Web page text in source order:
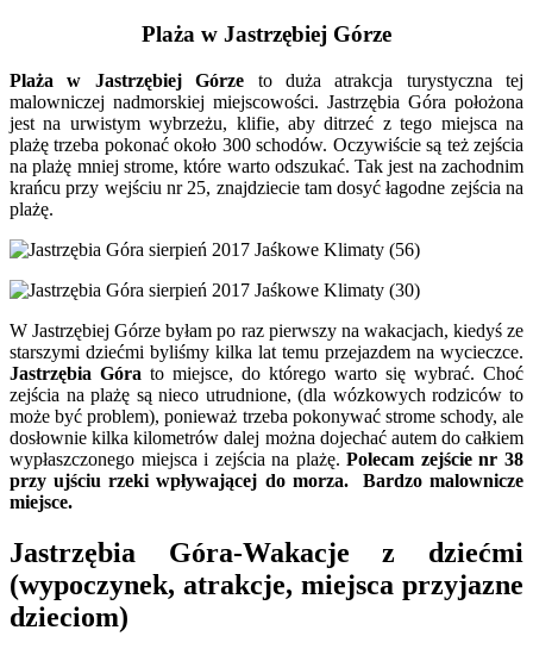
Plaża w Jastrzębiej Górze
Plaża w Jastrzębiej Górze to duża atrakcja turystyczna tej
malowniczej nadmorskiej miejscowości. Jastrzębia Góra położona
jest na urwistym wybrzeżu, klifie, aby ditrzeć z tego miejsca na
plażę trzeba pokonać około 300 schodów. Oczywiście są też zejścia
na plażę mniej strome, które warto odszukać. Tak jest na zachodnim
krańcu przy wejściu nr 25, znajdziecie tam dosyć łagodne zejścia na
plażę.
W Jastrzębiej Górze byłam po raz pierwszy na wakacjach, kiedyś ze
starszymi dziećmi byliśmy kilka lat temu przejazdem na wycieczce.
Jastrzębia Góra to miejsce, do którego warto się wybrać. Choć
zejścia na plażę są nieco utrudnione, (dla wózkowych rodziców to
może być problem), ponieważ trzeba pokonywać strome schody, ale
dosłownie kilka kilometrów dalej można dojechać autem do całkiem
wypłaszczonego miejsca i zejścia na plażę.Polecam zejście nr 38
przy ujściu rzeki wpływającej do morza. Bardzo malownicze
miejsce.
Jastrzębia Góra-Wakacje z dziećmi
(wypoczynek, atrakcje, miejsca przyjazne
dzieciom)